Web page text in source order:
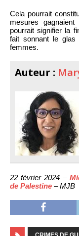
Cela pourrait
mesures
pourrait signifier la
fait sonnant le glas
femmes.
Auteur :
22 février 2024 –
de Palestine – MJB